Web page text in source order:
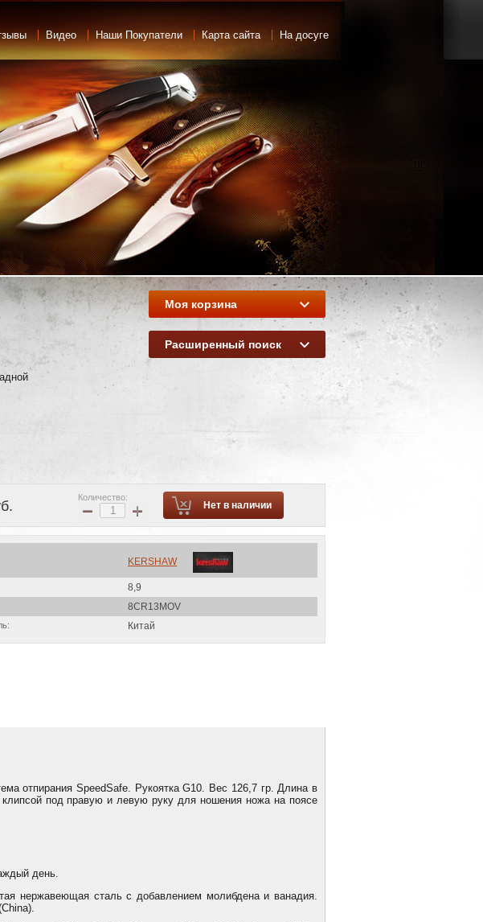
Видео Наши Покупатели Карта сайта На досуге
Моя корзина
Расширенный поиск
Количество:
− + Нет в наличии
KERSHAW
8,9
8CR13MOV
Китай
отпирания SpeedSafe. Рукоятка G10. Вес 126,7 гр. Длина в
под правую и левую руку для ношения ножа на поясе
день.
нержавеющая сталь с добавлением молибдена и ванадия.